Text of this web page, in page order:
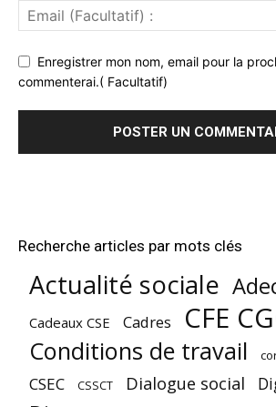
Enregistrer mon nom, email pour la
commenterai.( Facultatif)
Recherche articles par mots clés
Actualité sociale
Cadeaux CSE Cadres CFE
Conditions de travail
CSEC CSSCT Dialogue social